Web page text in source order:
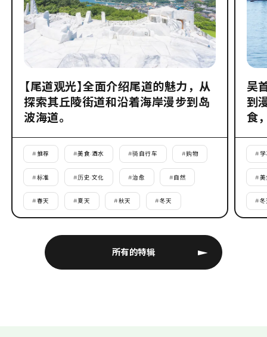
所有的特辑
【尾道观光】全面介绍尾道的魅力，从
探索其丘陵街道和沿着海岸漫步到岛
波海道。
#推荐 #美食·酒水 #骑自行车 #购物
#标准 #历史·文化 #治愈 #自然
#春天 #夏天 #秋天 #冬天
吴
到
食
# 学
#美
#冬